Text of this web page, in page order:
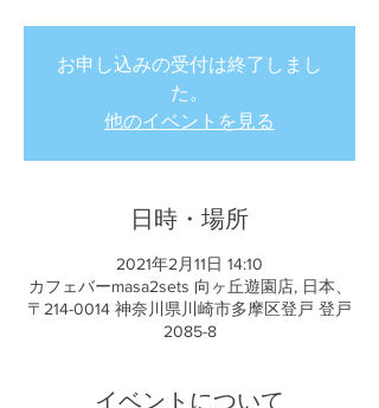
お申し込みの受付は終了しまし
た。
他のイベントを見る
日時・場所
2021年2月11日 14:10
カフェバーmasa2sets 向ヶ丘遊園店, 日本、
〒214-0014 神奈川県川崎市多摩区登戸 登戸
2085-8
イベントについて